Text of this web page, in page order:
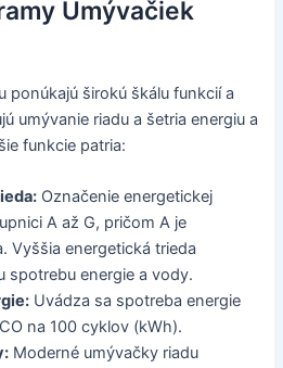
Umývačiek
ponúkajú širokú škálu funkcií a
umývanie riadu a šetria energiu a
funkcie patria:
Označenie energetickej
A až G, pričom A je
Vyššia energetická trieda
spotrebu energie a vody.
Uvádza sa spotreba energie
na 100 cyklov (kWh).
Moderné umývačky riadu